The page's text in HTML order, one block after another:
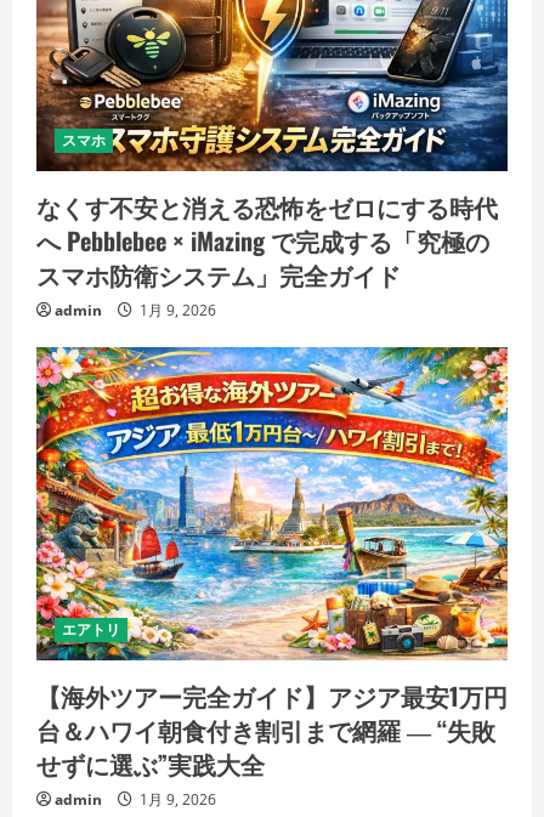
スマホ
なくす不安と消える恐怖をゼロにする時代
へ Pebblebee × iMazing で完成する「究極の
スマホ防衛システム」完全ガイド
admin 1月 9, 2026
エアトリ
【海外ツアー完全ガイド】アジア最安1万円
台＆ハワイ朝食付き割引まで網羅 ― “失敗
せずに選ぶ”実践大全
admin 1月 9, 2026